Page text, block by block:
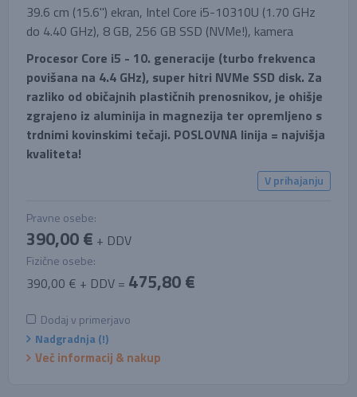
39.6 cm (15.6'') ekran, Intel Core i5-10310U (1.70 GHz
do 4.40 GHz), 8 GB, 256 GB SSD (NVMe!), kamera
Procesor Core i5 - 10. generacije (turbo frekvenca
povišana na 4.4 GHz), super hitri NVMe SSD disk. Za
razliko od običajnih plastičnih prenosnikov, je ohišje
zgrajeno iz aluminija in magnezija ter opremljeno s
trdnimi kovinskimi tečaji. POSLOVNA linija = najvišja
kvaliteta!
V prihajanju
Pravne osebe:
390,00 € + DDV
Fizične osebe:
390,00 € + DDV = 475,80 €
Dodaj v primerjavo
Nadgradnja (!)
Več informacij & nakup